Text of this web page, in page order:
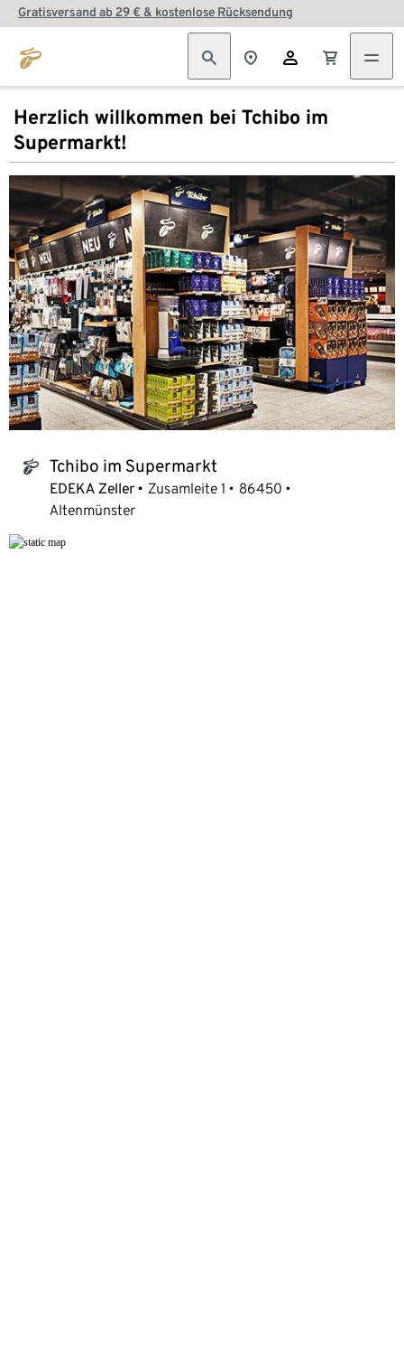
Gratisversand ab 29 € & kostenlose Rücksendung
Herzlich willkommen bei Tchibo im
Supermarkt!
tchibo_logo Tchibo im Supermarkt
EDEKA Zeller Zusamleite 1
86450
Altenmünster